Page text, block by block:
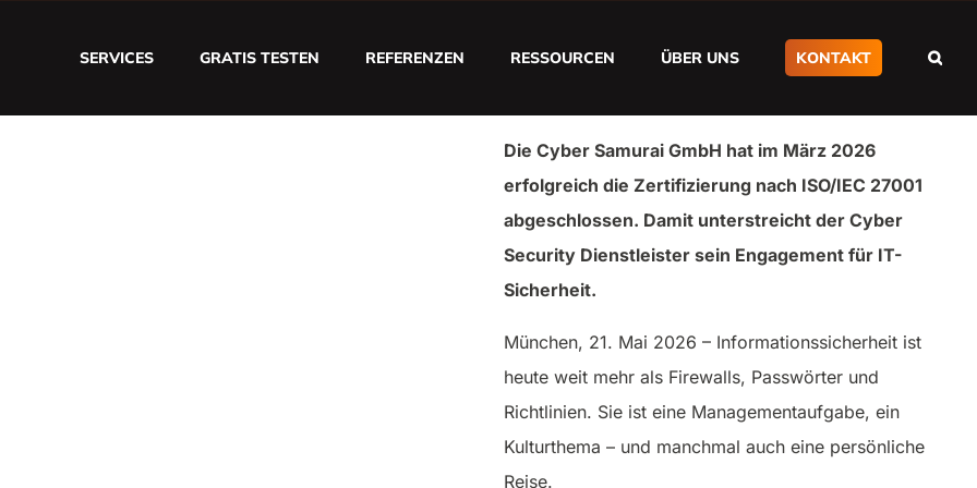
SERVICES GRATIS TESTEN REFERENZEN RESSOURCEN ÜBER UNS KONTAKT
Die Cyber Samurai GmbH hat im März 2026
erfolgreich die Zertifizierung nach ISO/IEC 27001
abgeschlossen. Damit unterstreicht der Cyber
Security Dienstleister sein Engagement für IT-
Sicherheit.
München, 21. Mai 2026 – Informationssicherheit ist
heute weit mehr als Firewalls, Passwörter und
Richtlinien. Sie ist eine Managementaufgabe, ein
Kulturthema – und manchmal auch eine persönliche
Reise.